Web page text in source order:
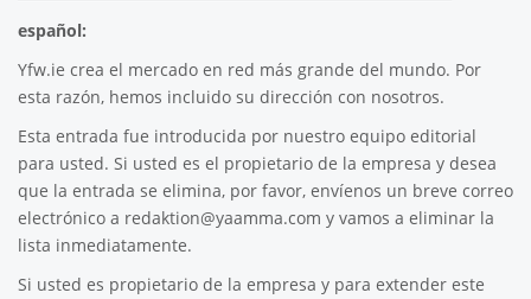
español:
Yfw.ie crea el mercado en red más grande del mundo. Por
esta razón, hemos incluido su dirección con nosotros.
Esta entrada fue introducida por nuestro equipo editorial
para usted. Si usted es el propietario de la empresa y desea
que la entrada se elimina, por favor, envíenos un breve correo
electrónico a redaktion@yaamma.com y vamos a eliminar la
lista inmediatamente.
Si usted es propietario de la empresa y para extender este